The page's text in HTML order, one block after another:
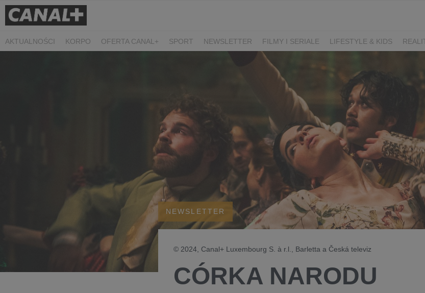
AKTUALNOŚCI KORPO OFERTA CANAL+ SPORT NEWSLETTER FILMY I SERIALE LIFESTYLE & KIDS
KIEDY ŚLUB?
LIFESTYLE
NEWSLETTER
© 2024, Canal+ Luxembourg S. à r.l., Barletta a Česká televiz
CÓRKA NARODU